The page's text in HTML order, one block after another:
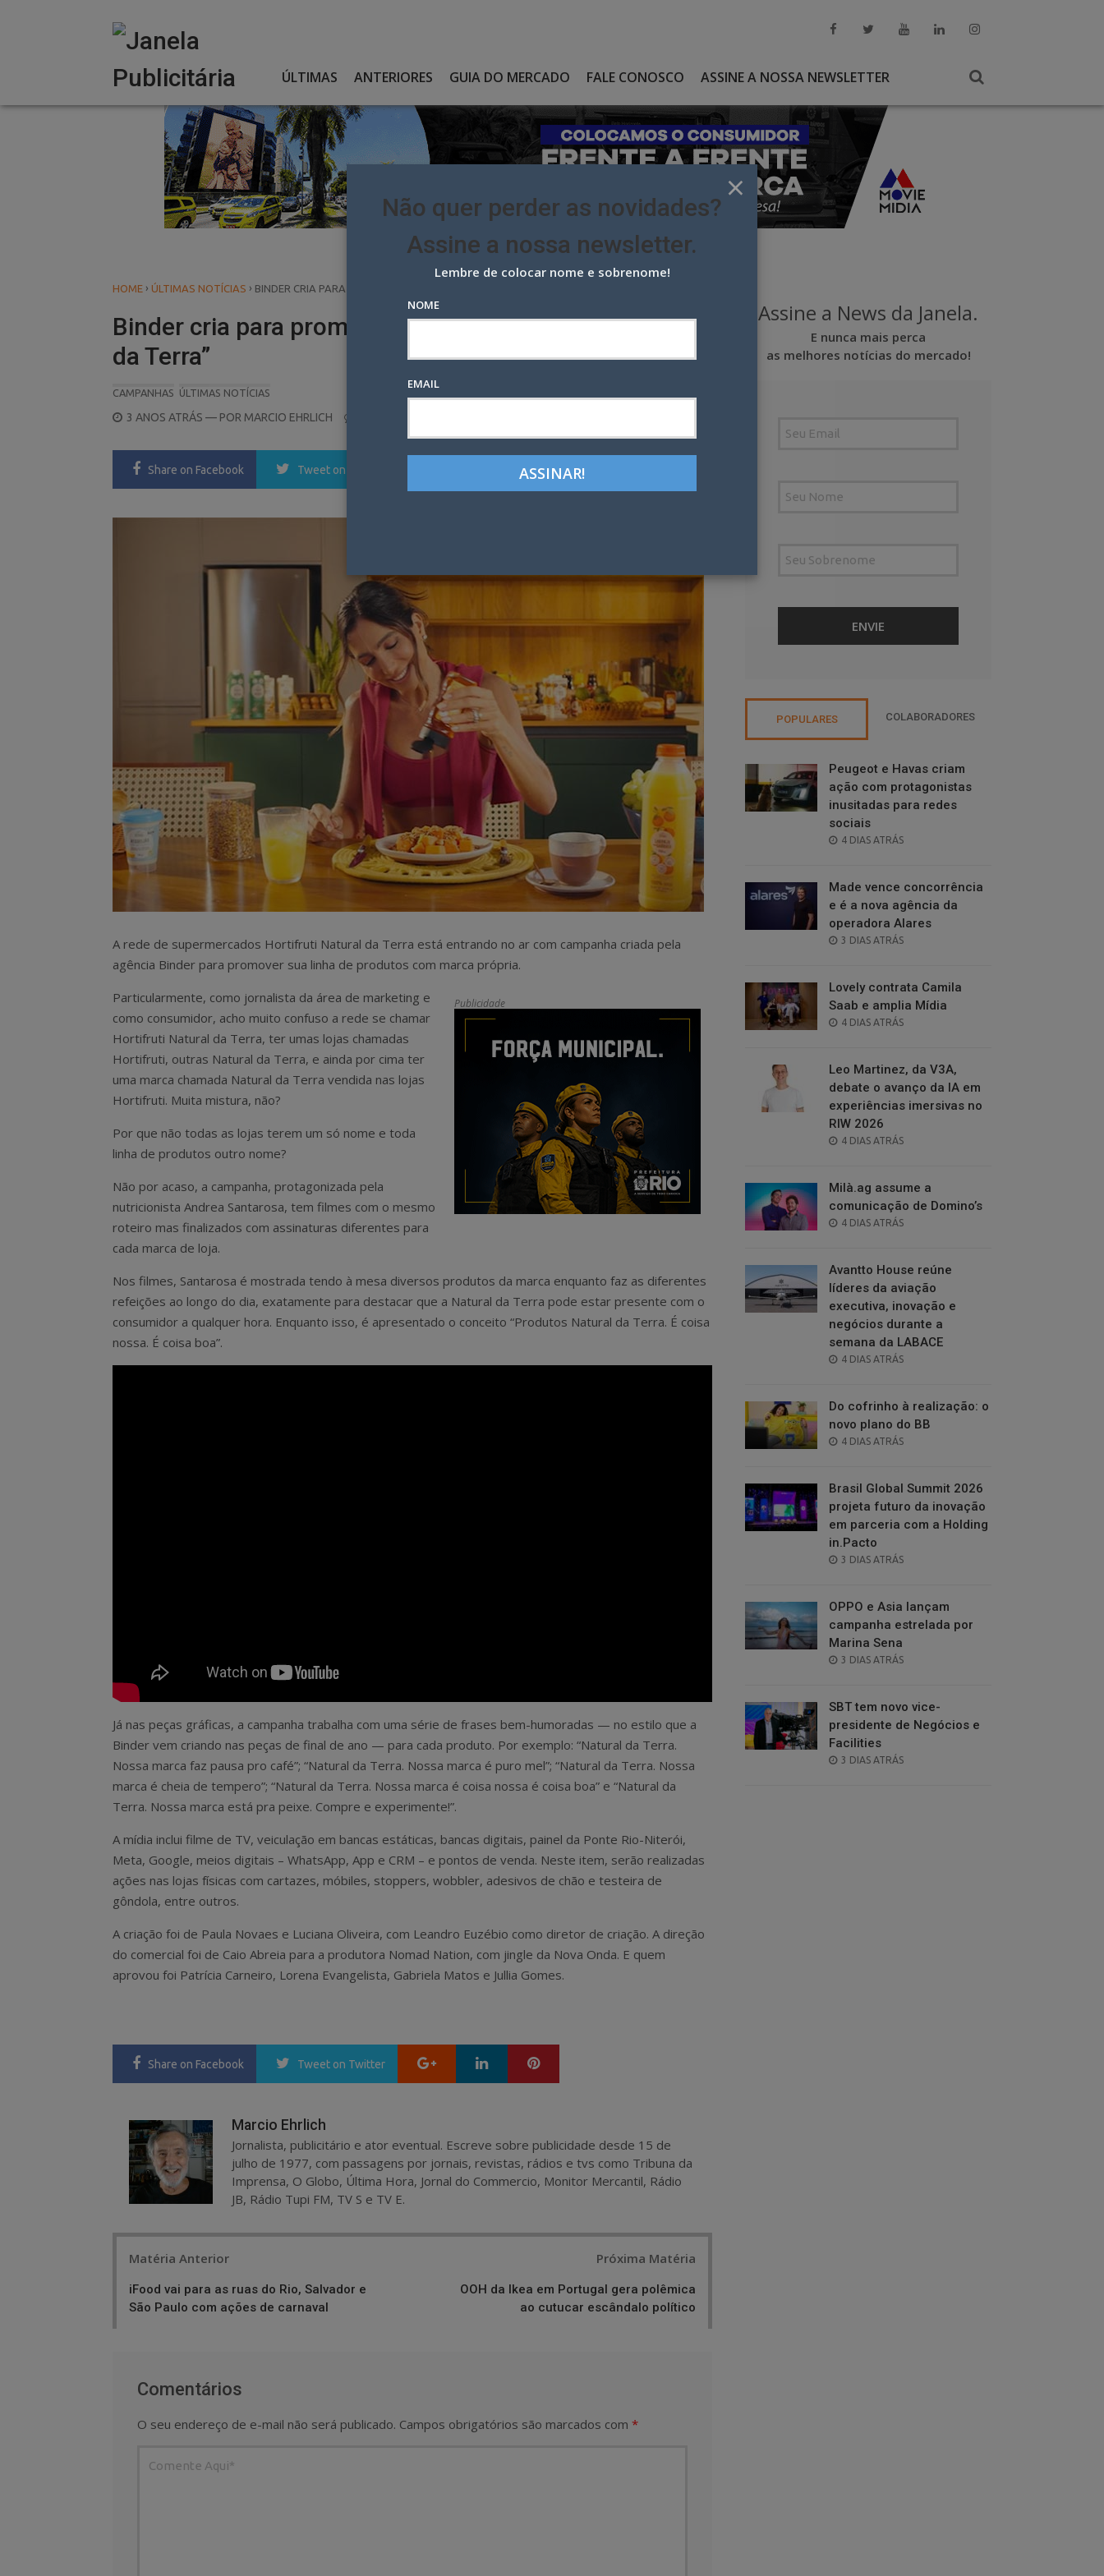
ÚLTIMAS ANTERIORES GUIA DO MERCADO FALE CONOSCO ASSINE A NOSSA NEWSLETTER
HOME › ÚLTIMAS NOTÍCIAS › BINDER CRIA PARA PROMOVER A LINHA DE PRODUTOS “NATURAL DA TERRA”
Binder cria para promover a linha de produtos “Natural
da Terra”
CAMPANHAS ÚLTIMAS NOTÍCIAS
POSTED
3 ANOS ATRÁS — POR MARCIO EHRLICH
Share on Facebook Tweet on Twitter LinkedIn Pinterest
A rede de supermercados Hortifruti Natural da Terra está entrando no ar com campanha criada pela
agência Binder para promover sua linha de produtos com marca própria.
Publicidade
Particularmente, como jornalista da área de marketing e
como consumidor, acho muito confuso a rede se chamar
Hortifruti Natural da Terra, ter umas lojas chamadas
Hortifruti, outras Natural da Terra, e ainda por cima ter
uma marca chamada Natural da Terra vendida nas lojas
Hortifruti. Muita mistura, não?
Por que não todas as lojas terem um só nome e toda
linha de produtos outro nome?
Não por acaso, a campanha, protagonizada pela
nutricionista Andrea Santarosa, tem filmes com o mesmo
roteiro mas finalizados com assinaturas diferentes para
cada marca de loja.
Nos filmes, Santarosa é mostrada tendo à mesa diversos produtos da marca enquanto faz as diferentes
refeições ao longo do dia, exatamente para destacar que a Natural da Terra pode estar presente com o
consumidor a qualquer hora. Enquanto isso, é apresentado o conceito “Produtos Natural da Terra. É coisa
nossa. É coisa boa”.
Já nas peças gráficas, a campanha trabalha com uma série de frases bem-humoradas — no estilo que a
Binder vem criando nas peças de final de ano — para cada produto. Por exemplo: “Natural da Terra.
Nossa marca faz pausa pro café”; “Natural da Terra. Nossa marca é puro mel”; “Natural da Terra. Nossa
marca é cheia de tempero”; “Natural da Terra. Nossa marca é coisa nossa é coisa boa” e “Natural da
Terra. Nossa marca está pra peixe. Compre e experimente!”.
A mídia inclui filme de TV, veiculação em bancas estáticas, bancas digitais, painel da Ponte Rio-Niterói,
Meta, Google, meios digitais – WhatsApp, App e CRM – e pontos de venda. Neste item, serão realizadas
ações nas lojas físicas com cartazes, móbiles, stoppers, wobbler, adesivos de chão e testeira de
gôndola, entre outros.
A criação foi de Paula Novaes e Luciana Oliveira, com Leandro Euzébio como diretor de criação. A direção
do comercial foi de Caio Abreia para a produtora Nomad Nation, com jingle da Nova Onda. E quem
aprovou foi Patrícia Carneiro, Lorena Evangelista, Gabriela Matos e Jullia Gomes.
Share on Facebook Tweet on Twitter Google+ LinkedIn
Marcio Ehrlich
Jornalista, publicitário e ator eventual. Escreve sobre publicidade desde 15 de
julho de 1977, com passagens por jornais, revistas, rádios e tvs como Tribuna da
Imprensa, O Globo, Última Hora, Jornal do Commercio, Monitor Mercantil, Rádio
JB, Rádio Tupi FM, TV S e TV E.
Matéria Anterior
iFood vai para as ruas do Rio, Salvador e
São Paulo com ações de carnaval
Próxima Matéria
OOH da Ikea em Portugal gera polêmica
ao cutucar escândalo político
Comentários
O seu endereço de e-mail não será publicado. Campos obrigatórios são marcados com *
Assine a News da Janela.
E nunca mais perca
as melhores notícias do mercado!
POPULARES COLABORADORES
Peugeot e Havas criam
ação com protagonistas
inusitadas para redes
sociais
POSTED
4 DIAS ATRÁS
Made vence concorrência
e é a nova agência da
operadora Alares
POSTED
3 DIAS ATRÁS
Lovely contrata Camila
Saab e amplia Mídia
POSTED
4 DIAS ATRÁS
Leo Martinez, da V3A,
debate o avanço da IA em
experiências imersivas no
RIW 2026
POSTED
4 DIAS ATRÁS
Milà.ag assume a
comunicação de Domino’s
POSTED
4 DIAS ATRÁS
Avantto House reúne
líderes da aviação
executiva, inovação e
negócios durante a
semana da LABACE
POSTED
4 DIAS ATRÁS
Do cofrinho à realização: o
novo plano do BB
POSTED
4 DIAS ATRÁS
Brasil Global Summit 2026
projeta futuro da inovação
em parceria com a Holding
in.Pacto
POSTED
3 DIAS ATRÁS
OPPO e Asia lançam
campanha estrelada por
Marina Sena
POSTED
3 DIAS ATRÁS
SBT tem novo vice-
presidente de Negócios e
Facilities
POSTED
3 DIAS ATRÁS
×
Não quer perder as novidades?
Assine a nossa newsletter.
Lembre de colocar nome e sobrenome!
NOME
EMAIL